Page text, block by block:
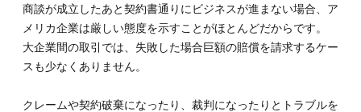
商談が成立したあと契約書通りにビジネスが進まない場合、ア
メリカ企業は厳しい態度を示すことがほとんどだからです。
大企業間の取引では、失敗した場合巨額の賠償を請求するケー
スも少なくありません。
クレームや契約破棄になったり、裁判になったりとトラブルを